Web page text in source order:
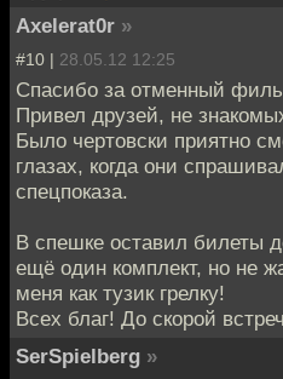
Axelerat0r »
#10 | 28.05.12 12:25
Спасибо за отменный
Привел друзей, не
Было чертовски приятно
глазах, когда они
спецпоказа.
В спешке оставил билеты
ещё один комплект, но не
меня как тузик грелку!
Всех благ! До скорой
SerSpielberg »